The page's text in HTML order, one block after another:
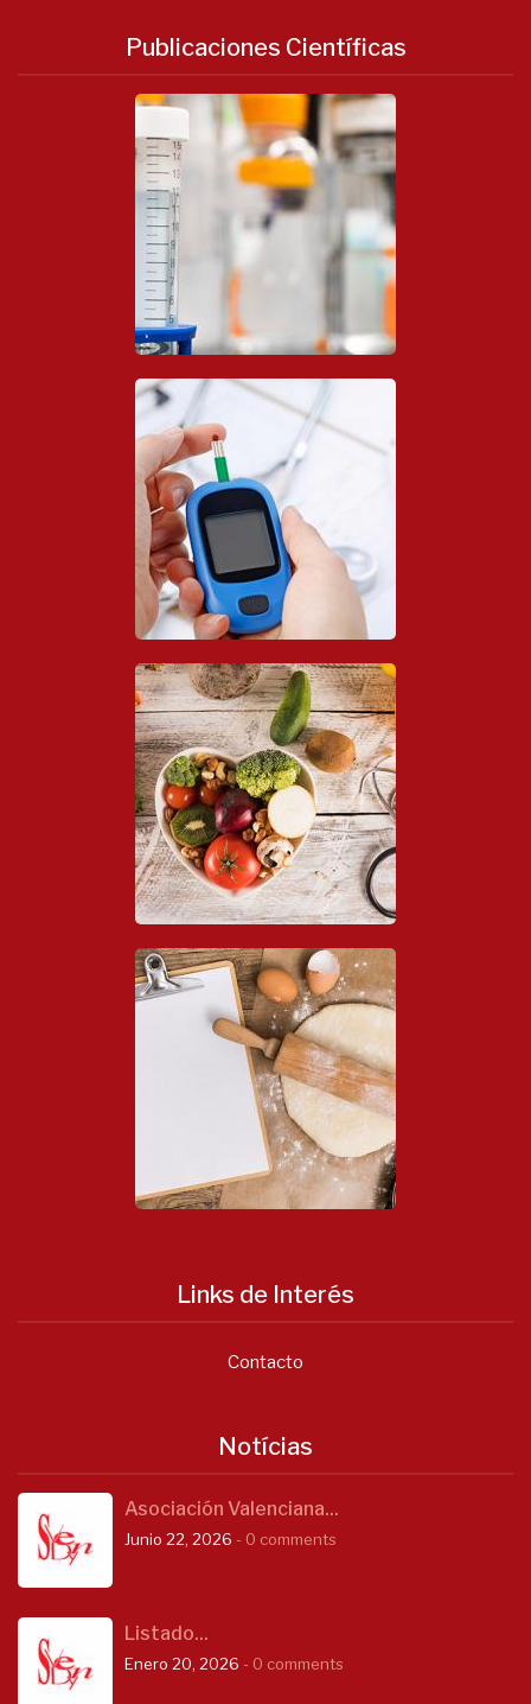
Publicaciones Científicas
Links de Interés
Contacto
Notícias
Asociación Valenciana...
Junio 22, 2026 - 0 comments
Listado...
Enero 20, 2026 - 0 comments